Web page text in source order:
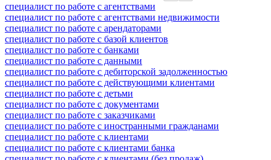
специалист по работе с агентствами
специалист по работе с агентствами недвижимости
специалист по работе с арендаторами
специалист по работе с базой клиентов
специалист по работе с банками
специалист по работе с данными
специалист по работе с дебиторской задолженностью
специалист по работе с действующими клиентами
специалист по работе с детьми
специалист по работе с документами
специалист по работе с заказчиками
специалист по работе с иностранными гражданами
специалист по работе с клиентами
специалист по работе с клиентами банка